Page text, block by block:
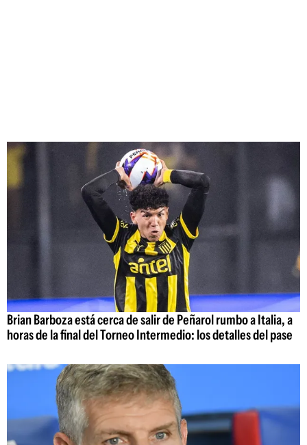
Brian Barboza está cerca de salir de Peñarol rumbo a Italia, a
horas de la final del Torneo Intermedio: los detalles del pase